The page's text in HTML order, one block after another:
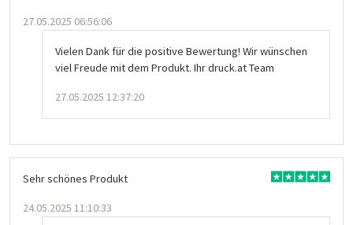
27.05.2025 06:56:06
Vielen Dank für die positive Bewertung! Wir wünschen
viel Freude mit dem Produkt. Ihr druck.at Team
27.05.2025 12:37:20
Sehr schönes Produkt
24.05.2025 11:10:33